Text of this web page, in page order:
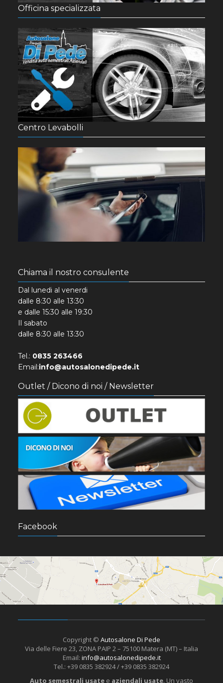
Officina specializzata
Centro Levabolli
Chiama il nostro consulente
Dal lunedi al venerdi
dalle 8:30 alle 13:30
e dalle 15:30 alle 19:30
Il sabato
dalle 8:30 alle 13:30
Tel.: 0835 263466
Email:info@autosalonedipede.it
Outlet / Dicono di noi / Newsletter
Facebook
Copyright © Autosalone Di Pede
Via delle Fiere 23, ZONA PAIP 2 – 75100 Matera (MT) – Italia
Email: info@autosalonedipede.it
Tel.: +39 0835 382924 / +39 0835 382924
Auto semestrali usate e aziendali usate. Un vasto